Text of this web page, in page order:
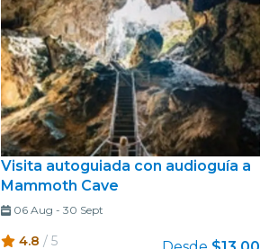
Visita autoguiada con audioguía a
Mammoth Cave
06 Aug - 30 Sept
4.8 / 5